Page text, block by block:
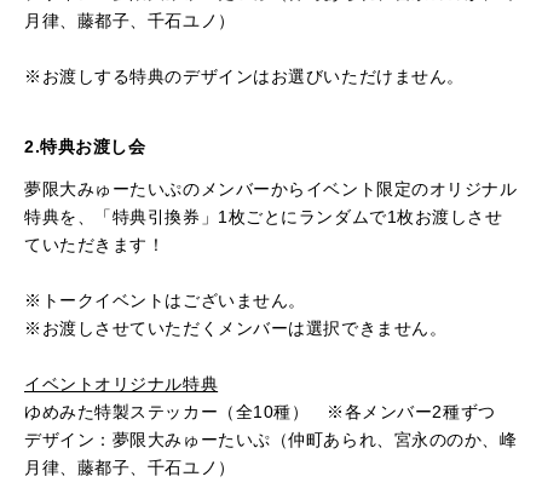
月律、藤都子、千石ユノ）
※お渡しする特典のデザインはお選びいただけません。
2.特典お渡し会
夢限大みゅーたいぷのメンバーからイベント限定のオリジナル
特典を、「特典引換券」 1 枚ごとにランダムで1枚お渡しさせ
ていただきます！
※トークイベントはございません。
※お渡しさせていただくメンバーは選択できません。
イベントオリジナル特典
ゆめみた特製ステッカー（全10種） ※各メンバー2種ずつ
デザイン：夢限大みゅーたいぷ（仲町あられ、宮永ののか、峰
月律、藤都子、千石ユノ）